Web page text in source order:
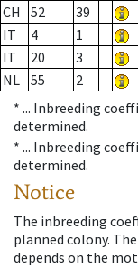
CH
52 39
IT
4 1
IT
20 3
NL 55 2
* ... Inbreeding
determined.
* ... Inbreeding
determined.
Notice
The inbreeding
planned colony.
depends on the